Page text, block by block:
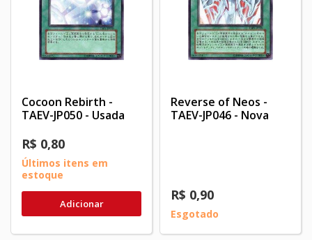
Cocoon Rebirth -
TAEV-JP050 - Usada
R$ 0,80
Últimos itens em
estoque
Adicionar
Reverse of Neos -
TAEV-JP046 - Nova
R$ 0,90
Esgotado